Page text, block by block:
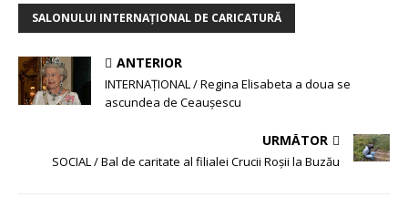
SALONULUI INTERNAŢIONAL DE CARICATURĂ
ANTERIOR
INTERNAȚIONAL / Regina Elisabeta a doua se
ascundea de Ceauşescu
URMĂTOR
SOCIAL / Bal de caritate al filialei Crucii Roşii la Buzău